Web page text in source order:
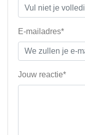
E-mailadres*
Jouw reactie*